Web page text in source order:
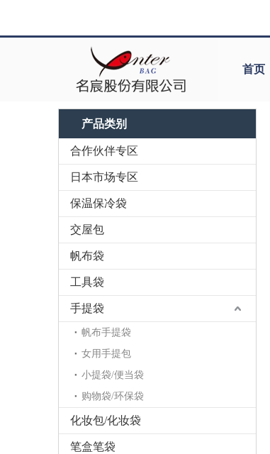
首页
产品类别
合作伙伴专区
日本市场专区
保温保冷袋
交屋包
帆布袋
工具袋
手提袋
帆布手提袋
女用手提包
小提袋/便当袋
购物袋/环保袋
化妆包/化妆袋
笔盒笔袋